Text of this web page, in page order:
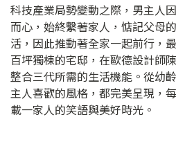
科技產業局勢變動之際，男主人
而心，始終繫著家人，惦記父母
活，因此推動著全家一起前行，
百坪獨棟的宅邸，在歐德設計師
整合三代所需的生活機能。從幼
主人喜歡的風格，都完美呈現，
載一家人的笑語與美好時光。